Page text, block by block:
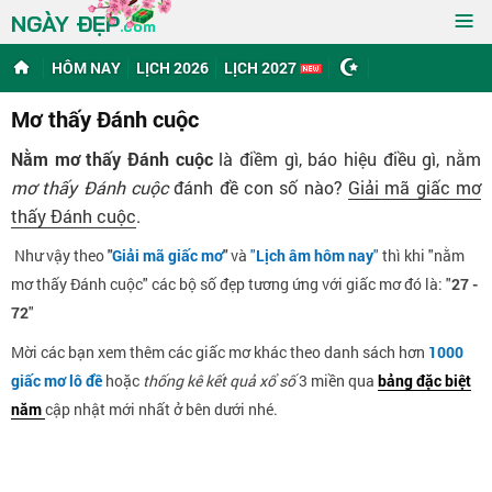
NGÀY ĐẸP.com ≡
HÔM NAY LỊCH 2026 LỊCH 2027
Mơ thấy Đánh cuộc
Nằm mơ thấy Đánh cuộclà điềm gì, báo hiệu điều gì, nằm
mơ thấy Đánh cuộcđánh đề con số nào? Giải mã giấc mơ
thấy Đánh cuộc.
Như vậy theo"Giải mã giấc mơ"và "Lịch âm hôm nay" thì khi "nằm
mơ thấy Đánh cuộc" các bộ số đẹp tương ứng với giấc mơ đó là: "27 -
72"
Mời các bạn xem thêm các giấc mơ khác theo danh sách hơn 1000
giấc mơ lô đề hoặc thống kê kết quả xổ số3 miền qua bảng đặc biệt
nămcập nhật mới nhất ở bên dưới nhé.